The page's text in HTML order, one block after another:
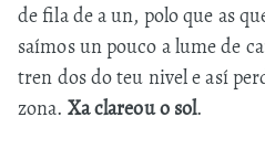
de fila de a un, polo que as
saímos un pouco a lume de
tren dos do teu nivel e así
zona. Xa clareou o sol.